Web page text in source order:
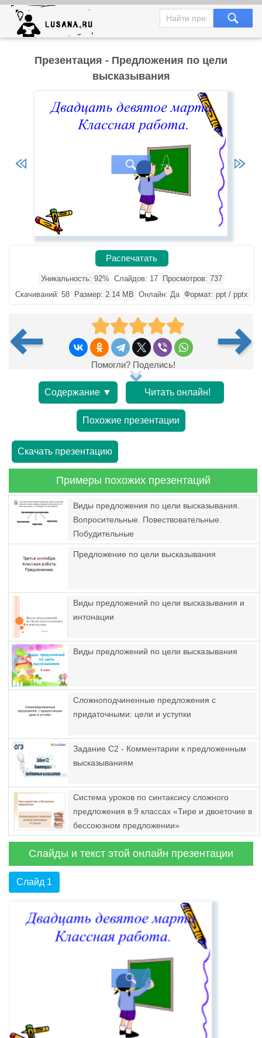
Презентация - Предложения по цели
высказывания
Распечатать
Уникальность: 92% Слайдов: 17
Просмотров: 737
Скачиваний: 58
Размер: 2.14 MB Онлайн: Да Формат: ppt / pptx
Помогли? Поделись!
Содержание ▼ Читать онлайн!
Похожие презентации
Скачать презентацию
Примеры похожих презентаций
Виды предложения по цели высказывания.
Вопросительные. Повествовательные.
Побудительные
Предложение по цели высказывания
Виды предложений по цели высказывания и
интонации
Виды предложений по цели высказывания
Сложноподчиненные предложения с
придаточными: цели и уступки
Задание С2 - Комментарии к предложенным
высказываниям
Система уроков по синтаксису сложного
предложения в 9 классах «Тире и двоеточие в
бессоюзном предложении»
Слайды и текст этой онлайн презентации
Слайд 1